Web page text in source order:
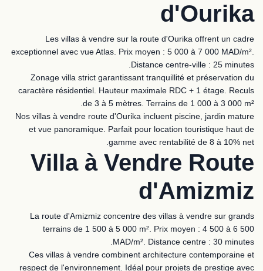
d'Ourika
Les villas à vendre sur la route d'Ourika offrent un cadre
exceptionnel avec vue Atlas. Prix moyen : 5 000 à 7 000 MAD/m².
Distance centre-ville : 25 minutes.
Zonage villa strict garantissant tranquillité et préservation du
caractère résidentiel. Hauteur maximale RDC + 1 étage. Reculs
de 3 à 5 mètres. Terrains de 1 000 à 3 000 m².
Nos villas à vendre route d'Ourika incluent piscine, jardin mature
et vue panoramique. Parfait pour location touristique haut de
gamme avec rentabilité de 8 à 10% net.
Villa à Vendre Route
d'Amizmiz
La route d'Amizmiz concentre des villas à vendre sur grands
terrains de 1 500 à 5 000 m². Prix moyen : 4 500 à 6 500
MAD/m². Distance centre : 30 minutes.
Ces villas à vendre combinent architecture contemporaine et
respect de l'environnement. Idéal pour projets de prestige avec